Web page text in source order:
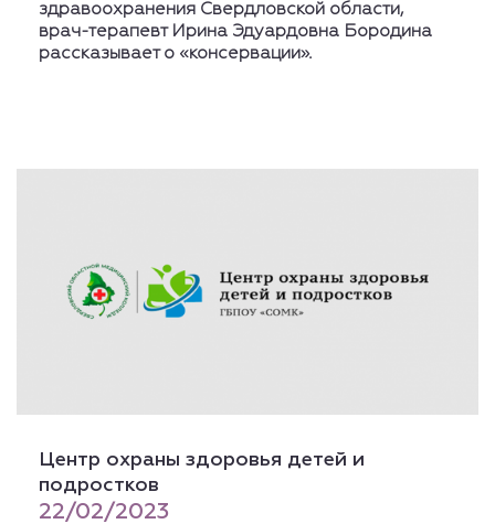
здравоохранения Свердловской области,
врач-терапевт Ирина Эдуардовна Бородина
рассказывает о «консервации».
Центр охраны здоровья детей и
подростков
22/02/2023